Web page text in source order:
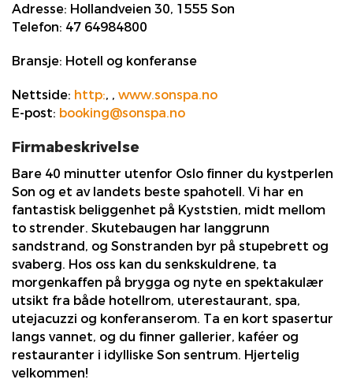
Adresse: Hollandveien 30, 1555 Son
Telefon: 47 64984800
Bransje: Hotell og konferanse
Nettside: http:, , www.sonspa.no
E-post: booking@sonspa.no
Firmabeskrivelse
Bare 40 minutter utenfor Oslo finner du kystperlen
Son og et av landets beste spahotell. Vi har en
fantastisk beliggenhet på Kyststien, midt mellom
to strender. Skutebaugen har langgrunn
sandstrand, og Sonstranden byr på stupebrett og
svaberg. Hos oss kan du senkskuldrene, ta
morgenkaffen på brygga og nyte en spektakulær
utsikt fra både hotellrom, uterestaurant, spa,
utejacuzzi og konferanserom. Ta en kort spasertur
langs vannet, og du finner gallerier, kaféer og
restauranter i idylliske Son sentrum. Hjertelig
velkommen!